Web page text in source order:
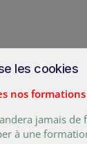
les cookies
nos
jamais
à une